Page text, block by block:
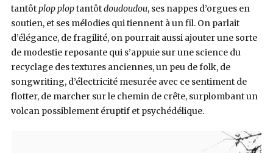
tantôtplop ploptantôtdoudoudou, ses nappes d’orgues en
soutien, et ses mélodies qui tiennent à un fil. On parlait
d’élégance, de fragilité, on pourrait aussi ajouter une sorte
de modestie reposante qui s’appuie sur une science du
recyclage des textures anciennes, un peu de folk, de
songwriting, d’électricité mesurée avec ce sentiment de
flotter, de marcher sur le chemin de crête, surplombant un
volcan possiblement éruptif et psychédélique.